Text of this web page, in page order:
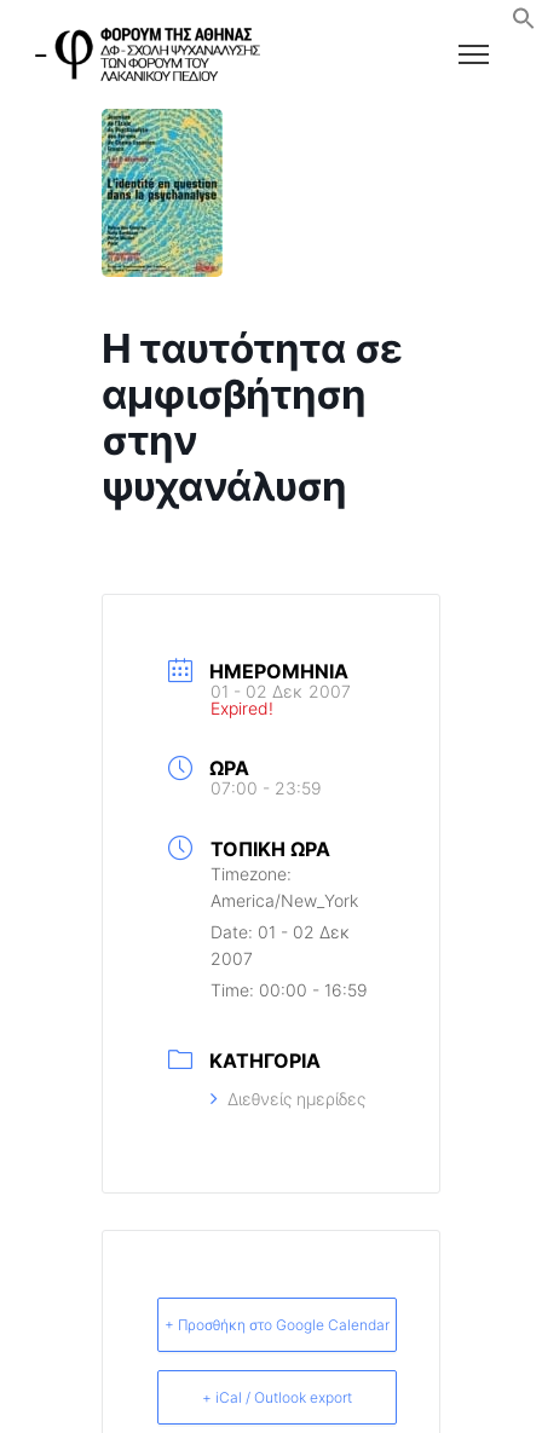
Η ταυτότητα σε
αμφισβήτηση
στην
ψυχανάλυση
ΗΜΕΡΟΜΗΝΊΑ
01 - 02 Δεκ 2007
Expired!
ΏΡΑ
07:00 - 23:59
ΤΟΠΙΚΉ ΏΡΑ
Timezone:
America/New_York
Date: 01 - 02 Δεκ
2007
Time: 00:00 - 16:59
ΚΑΤΗΓΟΡΊΑ
Διεθνείς ημερίδες
+ Προσθήκη στο Google Calendar
+ iCal / Outlook export